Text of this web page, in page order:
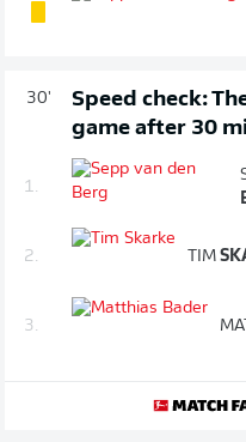
30'
Speed check:
game after 30
1.
2. TIM
3.